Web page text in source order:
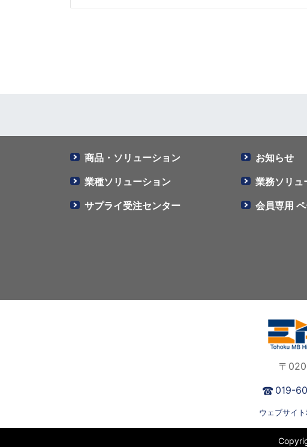
商品・ソリューション お知らせ
業種ソリューション
業務ソリュ
サプライ受注センター
会員専用
〒
019-
ウェブサイ